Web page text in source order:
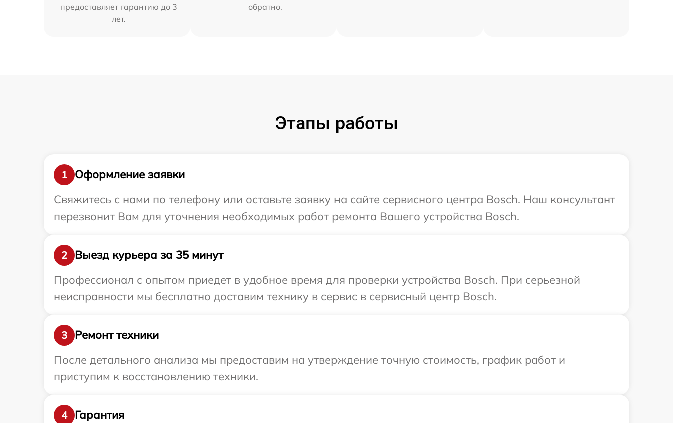
предоставляет гарантию до 3
лет.
обратно.
Этапы работы
1
Оформление заявки
Свяжитесь с нами по телефону или оставьте заявку на сайте сервисного центра Bosch. Наш консультант
перезвонит Вам для уточнения необходимых работ ремонта Вашего устройства Bosch.
2
Выезд курьера за 35 минут
Профессионал с опытом приедет в удобное время для проверки устройства Bosch. При серьезной
неисправности мы бесплатно доставим технику в сервис в сервисный центр Bosch.
3
Ремонт техники
После детального анализа мы предоставим на утверждение точную стоимость, график работ и
приступим к восстановлению техники.
4
Гарантия